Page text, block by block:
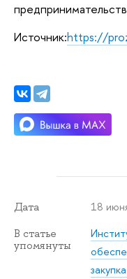
Источник:https://
Дата 18
В статье
упомянуты